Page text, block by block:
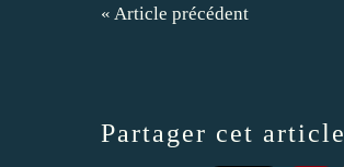
« Article précédent
Partager cet article